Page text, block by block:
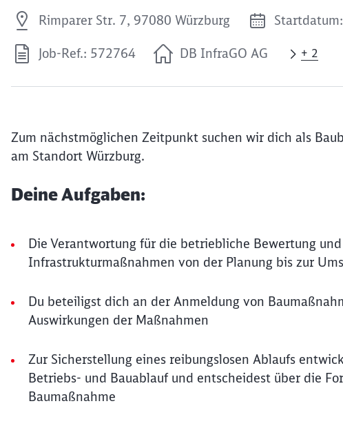
Rimparer Str. 7, 97080 Würzburg
Job-Ref.: 572764 DB InfraGO AG + 2
Zum nächstmöglichen Zeitpunkt suchen wir dich als
am Standort Würzburg.
Deine Aufgaben:
Die Verantwortung für die betriebliche Bewertung
Infrastrukturmaßnahmen von der Planung bis zur
Du beteiligst dich an der Anmeldung von
Auswirkungen der Maßnahmen
Zur Sicherstellung eines reibungslosen Ablaufs
Betriebs- und Bauablauf und entscheidest über die
Baumaßnahme